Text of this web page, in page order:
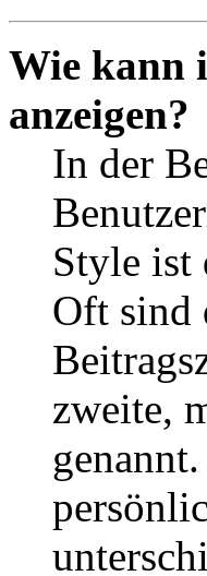
Wie kann
anzeigen?
In der
Style ist
Oft sind
zweite,